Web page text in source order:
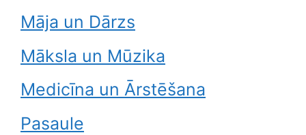
Māja un Dārzs
Māksla un Mūzika
Medicīna un Ārstēšana
Pasaule